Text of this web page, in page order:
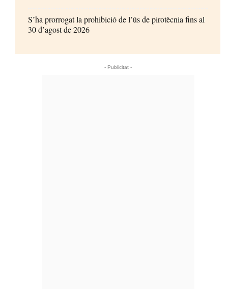
S’ha prorrogat la prohibició de l’ús de pirotècnia fins al
30 d’agost de 2026
- Publicitat -